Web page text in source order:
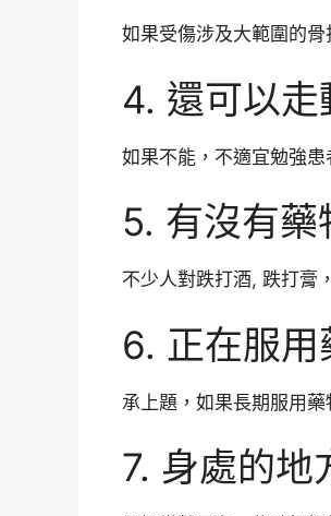
如果受傷涉及大範圍的骨
4. 還可以走
如果不能，不適宜勉強
5. 有沒有藥
不少人對跌打酒, 跌打膏
6. 正在服用
承上題，如果長期服用
7. 身處的地